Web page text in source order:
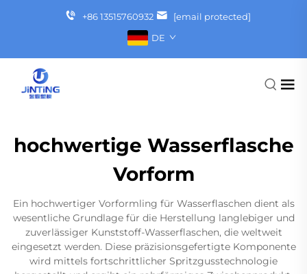
+86 13515760932
[email protected]
DE
hochwertige Wasserflasche
Vorform
Ein hochwertiger Vorformling für Wasserflaschen dient als
wesentliche Grundlage für die Herstellung langlebiger und
zuverlässiger Kunststoff-Wasserflaschen, die weltweit
eingesetzt werden. Diese präzisionsgefertigte Komponente
wird mittels fortschrittlicher Spritzgusstechnologie